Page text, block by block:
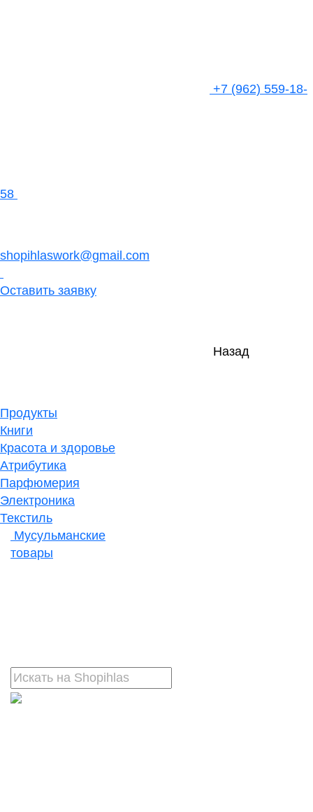
+7 (962) 559-18-
58
shopihlaswork@gmail.com
Оставить заявку
Назад
Продукты
Книги
Красота и здоровье
Атрибутика
Парфюмерия
Электроника
Текстиль
Мусульманские
товары